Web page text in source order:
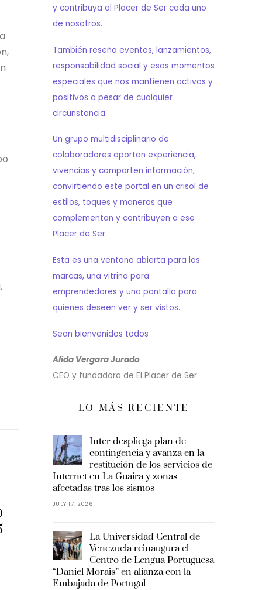
y contribuya al Placer de Ser cada uno
de nosotros.
También reseña eventos, lanzamientos,
responsabilidad social y esos momentos
especiales que nos mantienen activos y
positivos a pesar de cualquier
circunstancia.
Un grupo multidisciplinario de
colaboradores aportan experiencia,
vivencias y comparten información,
convirtiendo este portal en un crisol de
estilos, toques y maneras que
complementan y contribuyen a ese
Placer de Ser.
Esta es una ventana abierta para las
marcas, una vitrina para
emprendedores y una pantalla para
quienes deseen ver y ser vistos.
Sean bienvenidos todos
Alida Vergara Jurado
CEO y fundadora de El Placer de Ser
LO MÁS RECIENTE
Inter despliega plan de
contingencia y avanza en la
restitución de los servicios de
Internet en La Guaira y zonas
afectadas tras los sismos
JULY 17, 2026
La Universidad Central de
Venezuela reinaugura el
Centro de Lengua Portuguesa
“Daniel Morais” en alianza con la
Embajada de Portugal